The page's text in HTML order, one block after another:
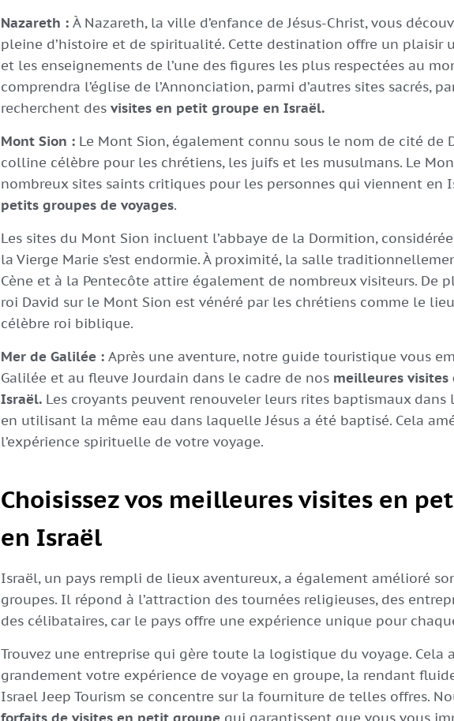
Nazareth : À Nazareth, la ville d’enfance de Jésus-Christ, vous
pleine d’histoire et de spiritualité. Cette destination offre un plaisir
et les enseignements de l’une des figures les plus respectées au
comprendra l’église de l’Annonciation, parmi d’autres sites sacrés,
recherchent desvisites en petit groupe en Israël.
Mont Sion :Le Mont Sion, également connu sous le nom de cité de
colline célèbre pour les chrétiens, les juifs et les musulmans. Le
nombreux sites saints critiques pour les personnes qui viennent en
petits groupes de voyages.
Les sites du Mont Sion incluent l’abbaye de la Dormition,
la Vierge Marie s’est endormie. À proximité, la salle
Cène et à la Pentecôte attire également de nombreux visiteurs. De
roi David sur le Mont Sion est vénéré par les chrétiens comme le
célèbre roi biblique.
Mer de Galilée : Après une aventure, notre guide touristique vous
Galilée et au fleuve Jourdain dans le cadre de nos meilleures
Israël. Les croyants peuvent renouveler leurs rites baptismaux dans
en utilisant la même eau dans laquelle Jésus a été baptisé. Cela
l’expérience spirituelle de votre voyage.
Choisissez vos meilleures visites en
en Israël
Israël, un pays rempli de lieux aventureux, a également amélioré
groupes. Il répond à l’attraction des tournées religieuses, des
des célibataires, car le pays offre une expérience unique pour
Trouvez une entreprise qui gère toute la logistique du voyage. Cela
grandement votre expérience de voyage en groupe, la rendant
Israel Jeep Tourism se concentre sur la fourniture de telles offres.